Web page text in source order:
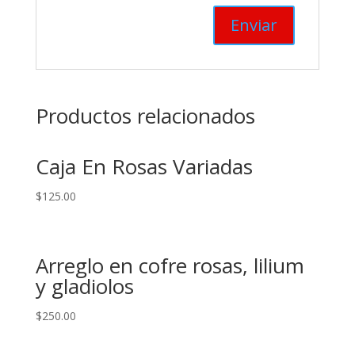
Productos relacionados
Caja En Rosas Variadas
$125.00
Arreglo en cofre rosas, lilium
y gladiolos
$250.00